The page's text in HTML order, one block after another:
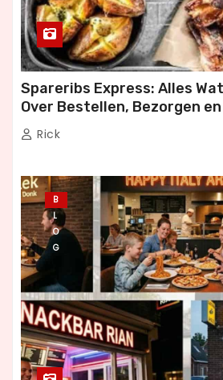
Spareribs Express: Alles
Over Bestellen, Bezorgen
Rick
B
L
O
G